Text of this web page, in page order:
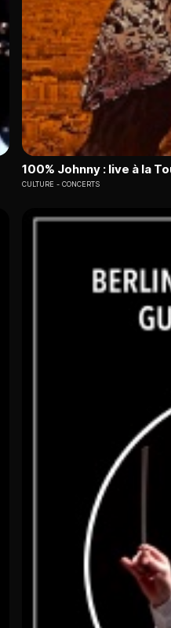
100% Johnny : live à la
CULTURE CONCERTS